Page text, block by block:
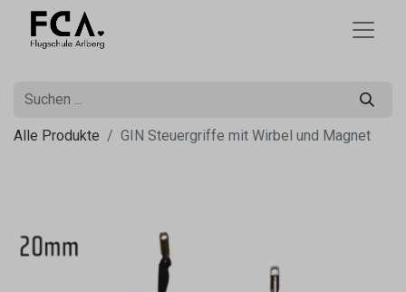
Alle Produkte GIN Steuergriffe mit Wirbel und Magnet